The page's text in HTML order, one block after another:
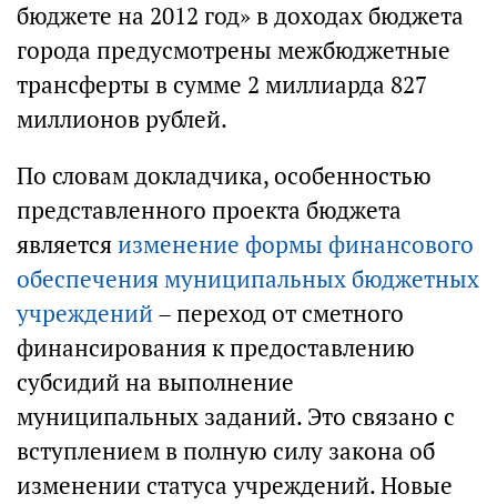
бюджете на 2012 год» в доходах бюджета
города предусмотрены межбюджетные
трансферты в сумме 2 миллиарда 827
миллионов рублей.
По словам докладчика, особенностью
представленного проекта бюджета
являетсяизменение формы финансового
обеспечения муниципальных бюджетных
учреждений – переход от сметного
финансирования к предоставлению
субсидий на выполнение
муниципальных заданий. Это связано с
вступлением в полную силу закона об
изменении статуса учреждений. Новые